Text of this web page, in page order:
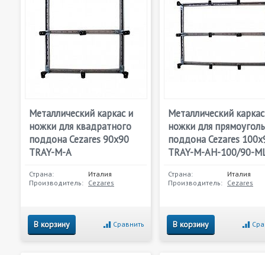
Металлический каркас и
ножки для квадратного
поддона Cezares 90х90
TRAY-M-A
Страна:
Италия
Производитель: Cezares
В корзину Сравнить
Металлический
ножки для
поддона Cezares
TRAY-M-AH-100/90-
Страна:
Италия
Производитель: Cezares
В корзину